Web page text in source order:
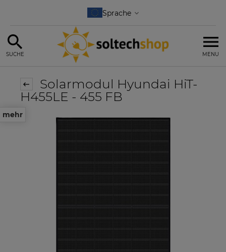
MENU
SUCHE
mehr
Solarmodul Hyundai HiT-
H455LE - 455 FB